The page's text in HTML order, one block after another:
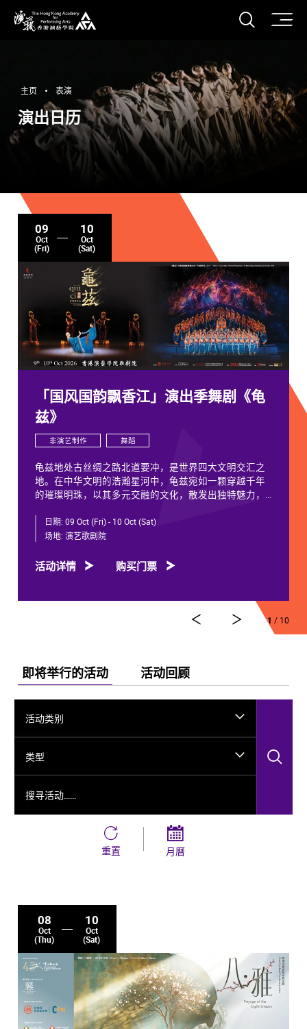
打开
主页 表演
演出日历
09
Oct
(Fri)
10
Oct
(Sat)
「国风国韵飘香江」演出季舞剧《龟
兹》
非演艺制作 舞蹈
龟兹地处古丝绸之路北道要冲，是世界四大文明交汇之
地。在中华文明的浩瀚星河中，龟兹宛如一颗穿越千年
的璀璨明珠，以其多元交融的文化，散发出独特魅力，
龟兹文化流淌着古往今来各族人民的印迹和血脉，从石
我、我中有你”，成为新疆历史文化的鲜活注脚，更是中
艺术的交融流变搬上舞台。
运，服装设计阳东霖，视觉总监王涵，编导李宏钧、魏
威、古力加娜提·沙塔尔、付阳雪，多媒体设计胡天骥，
灯光设计刘钊，造型设计徐彬，道具设计雷鹏等诸多国
内艺术家。舞剧以新疆艺术剧院歌舞团和新疆师范大学
的青年舞者为班底，携手国内优秀青年舞蹈艺术家共同
出演。
日期: 09 Oct (Fri) - 10 Oct (Sat)
场地: 演艺歌剧院
活动详情 购买门票
1 / 10
即将举行的活动 活动回顾
活动类别
类型
重置 月曆
08
Oct
(Thu)
10
Oct
(Sat)